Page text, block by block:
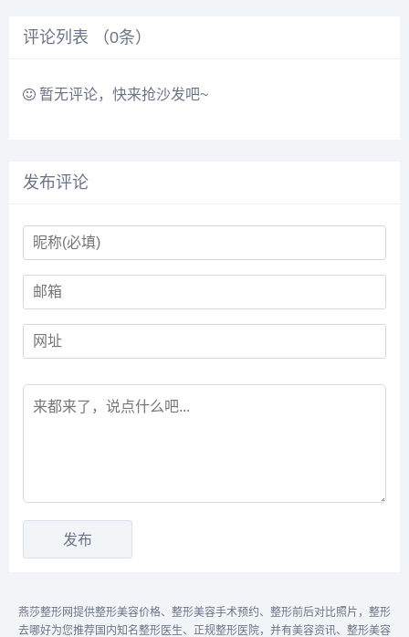
评论列表 （0条）
暂无评论，快来抢沙发吧~
发布评论
燕莎整形网提供整形美容价格、整形美容手术预约、整形前后对比照片，整形
去哪好为您推荐国内知名整形医生、正规整形医院，并有美容资讯、整形美容